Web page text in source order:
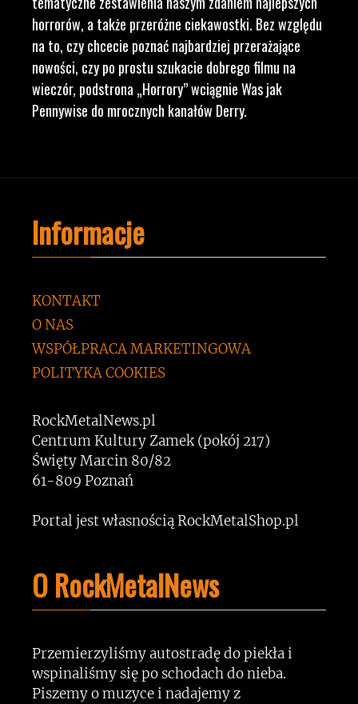
horrorów, a także przeróżne ciekawostki. Bez względu
na to, czy chcecie poznać najbardziej przerażające
nowości, czy po prostu szukacie dobrego filmu na
wieczór, podstrona „Horrory” wciągnie Was jak
Pennywise do mrocznych kanałów Derry.
Informacje
KONTAKT
O NAS
WSPÓŁPRACA MARKETINGOWA
POLITYKA COOKIES
RockMetalNews.pl
Centrum Kultury Zamek (pokój 217)
Święty Marcin 80/82
61-809 Poznań
Portal jest własnością RockMetalShop.pl
O RockMetalNews
Przemierzyliśmy autostradę do piekła i
wspinaliśmy się po schodach do nieba.
Piszemy o muzyce i nadajemy z